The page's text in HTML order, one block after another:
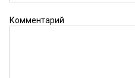
Комментарий